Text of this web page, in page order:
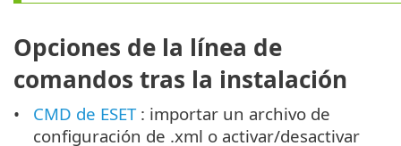
Opciones de la línea de
comandos tras la instalación
CMD de ESET: importar un archivo de
configuración de .xml o activar/desactivar